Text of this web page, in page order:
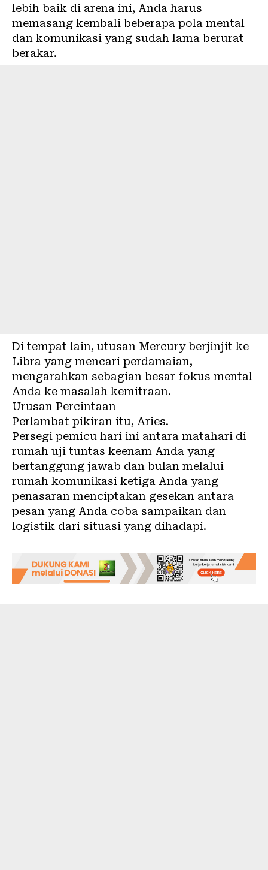
lebih baik di arena ini, Anda harus
memasang kembali beberapa pola mental
dan komunikasi yang sudah lama berurat
berakar.
Di tempat lain, utusan Mercury berjinjit ke
Libra yang mencari perdamaian,
mengarahkan sebagian besar fokus mental
Anda ke masalah kemitraan.
Urusan Percintaan
Perlambat pikiran itu, Aries.
Persegi pemicu hari ini antara matahari di
rumah uji tuntas keenam Anda yang
bertanggung jawab dan bulan melalui
rumah komunikasi ketiga Anda yang
penasaran menciptakan gesekan antara
pesan yang Anda coba sampaikan dan
logistik dari situasi yang dihadapi.